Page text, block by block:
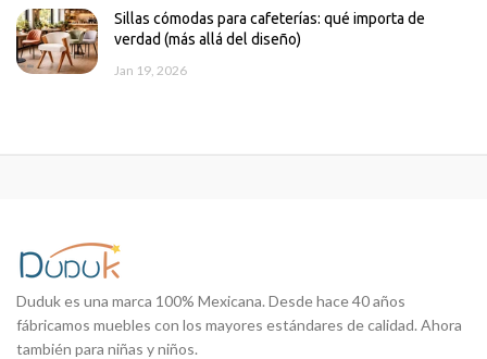
Sillas cómodas para cafeterías: qué importa de
verdad (más allá del diseño)
Jan 19, 2026
Duduk es una marca 100% Mexicana. Desde hace 40 años
fábricamos muebles con los mayores estándares de calidad. Ahora
también para niñas y niños.